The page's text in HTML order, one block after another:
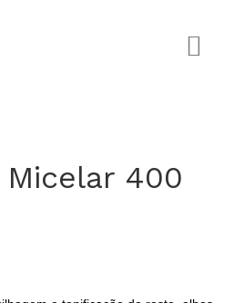
Micelar 400